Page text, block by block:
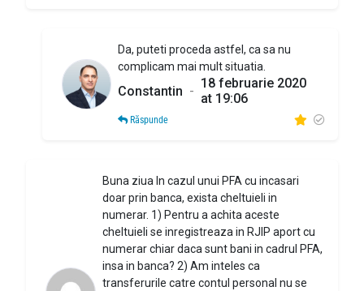
Da, puteti proceda astfel, ca sa nu
complicam mai mult situatia.
Constantin - 18 februarie 2020
at 19:06
Răspunde
Buna ziua In cazul unui PFA cu incasari
doar prin banca, exista cheltuieli in
numerar. 1) Pentru a achita aceste
cheltuieli se inregistreaza in RJIP aport cu
numerar chiar daca sunt bani in cadrul PFA,
insa in banca? 2) Am inteles ca
transferurile catre contul personal nu se